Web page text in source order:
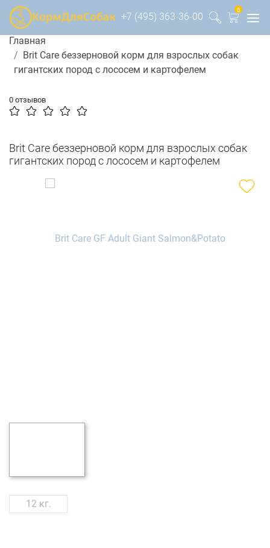
+7 (495) 363-36-00
0
Главная
Brit Care беззерновой корм для взрослых собак
гигантских пород с лососем и картофелем
0 отзывов
Brit Care беззерновой корм для взрослых собак
гигантских пород с лососем и картофелем
12 кг.